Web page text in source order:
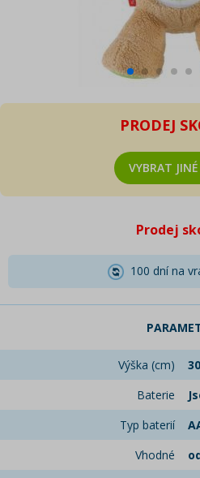
PRODEJ
VYBRAT
Prodej
100 dní na
Výška (cm)
Baterie
Typ baterií
Vhodné